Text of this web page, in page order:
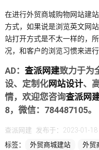
在进行外贸商城购物网站建
方式，如果说是浏览英文网
站打开方式是不太一样的，
况，和客户的浏览习惯来进行
AD： 查派网建致力于为
设、定制化网站设计、
情，欢迎您咨询查派网
8，微信：784487105。
查派网建
发布于：2023-01-18
标签：
外贸商城建站 外贸